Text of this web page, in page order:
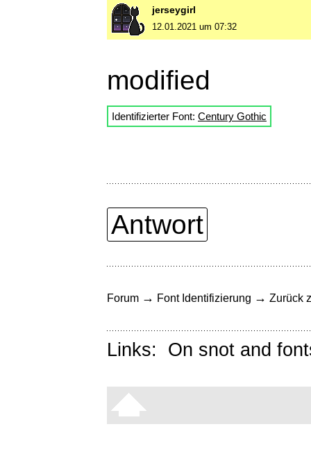
jerseygirl
12.01.2021 um 07:32
modified
Identifizierter Font: Century Gothic
Antwort
Forum → Font Identifizierung → Zurück
Links: On snot and